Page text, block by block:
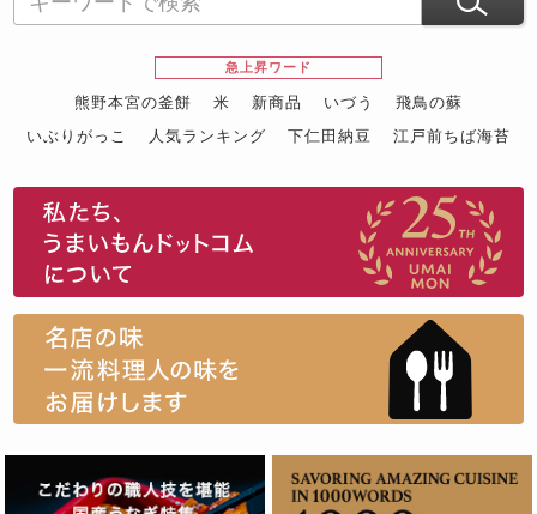
急上昇ワード
熊野本宮の釜餅 米 新商品 いづう
飛鳥の蘇
いぶりがっこ
人気ランキング 下仁田納豆
江戸前ちば海苔